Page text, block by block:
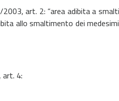
art. 2: “area adibita a
allo smaltimento dei
4: